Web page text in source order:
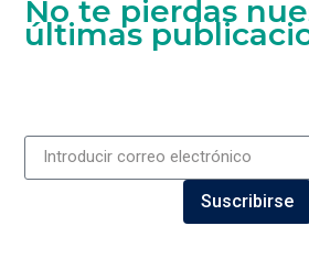
No te pierdas
últimas
Suscribirse